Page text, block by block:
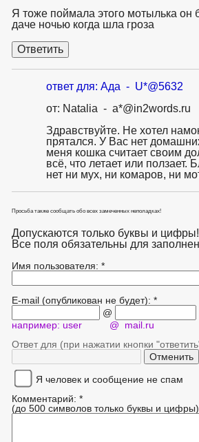
Я тоже поймала этого мотылька он
даче ночью когда шла гроза
ответ для: Ада - U*@5632
от: Natalia - a*@in2words.ru
Здравствуйте. Не хотел
прятался. У Вас нет
меня кошка считает своим
всё, что летает или ползает.
нет ни мух, ни комаров, ни
Просьба также сообщать обо всех замеченных неполадках!
Допускаются только буквы и цифры!
Все поля обязательны для
Имя пользователя: *
E-mail (опубликован не будет): *
@
например: user @ mail.ru
Ответ для (при нажатии кнопки
Я человек и сообщение не спам
Комментарий: *
(до 500 символов только буквы и цифры)